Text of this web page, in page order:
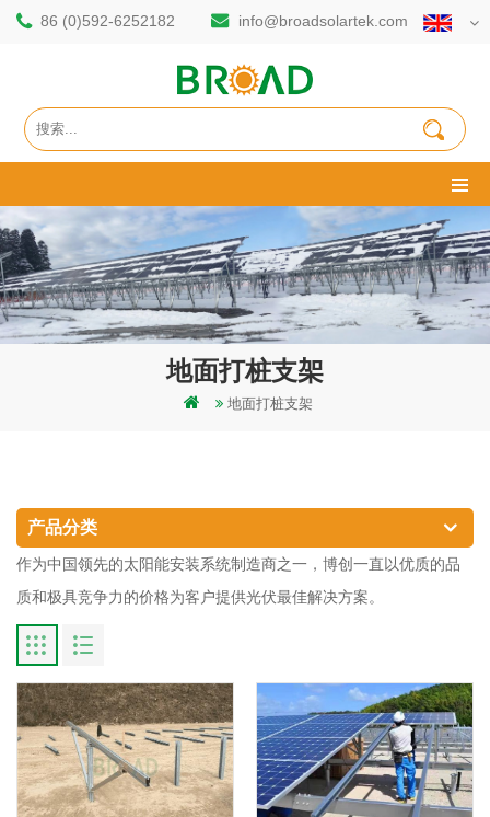
86 (0)592-6252182 info@broadsolartek.com
地面打桩支架
地面打桩支架
产品分类
作为中国领先的太阳能安装系统制造商之一，博创一直以优质的品
质和极具竞争力的价格为客户提供光伏最佳解决方案。